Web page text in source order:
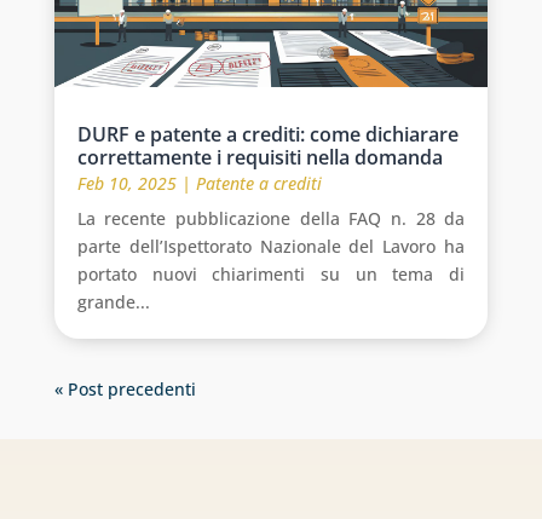
DURF e patente a crediti: come dichiarare
correttamente i requisiti nella domanda
Feb 10, 2025| Patente a crediti
La recente pubblicazione della FAQ n. 28 da
parte dell’Ispettorato Nazionale del Lavoro ha
portato nuovi chiarimenti su un tema di
grande...
« Post precedenti